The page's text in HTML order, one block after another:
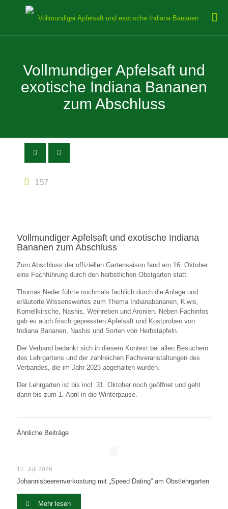
Vollmundiger Apfelsaft und
exotische Indiana Bananen
zum Abschluss
157
Vollmundiger Apfelsaft und exotische Indiana
Bananen zum Abschluss
Zum Abschluss der offiziellen Gartensaison fand am 16. Oktober
eine Fachführung durch den herbstlichen Obstgarten statt.
Thomas Neder führte nochmals fachlich durch die Anlage und
erläuterte Wissenswertes zum Thema Indianabananen, Kiwis,
Kornellkirsche, Nashis, Weinreben und Aronien. Neben Fachinfos
gab es auch frisch gepressten Apfelsaft und Kostproben von
Indiana Bananen, Nashis und Sorten von Herbstäpfeln.
Der Verband bedankt sich in diesem Kontext bei allen Besuchern
des Lehrgartens und der zahlreichen Fachveranstaltungen des
Verbandes, die im Jahr 2023 abgehalten wurden.
Der Lehrgarten ist bis incl. 31. Oktober noch geöffnet und geht
dann bis zum 1. April in die Winterpause.
Ähnliche Beiträge
17. Juli 2026
Johannisbeerenverkostung mit „Speed Dating“ am Obstlehrgarten
Mehr lesen